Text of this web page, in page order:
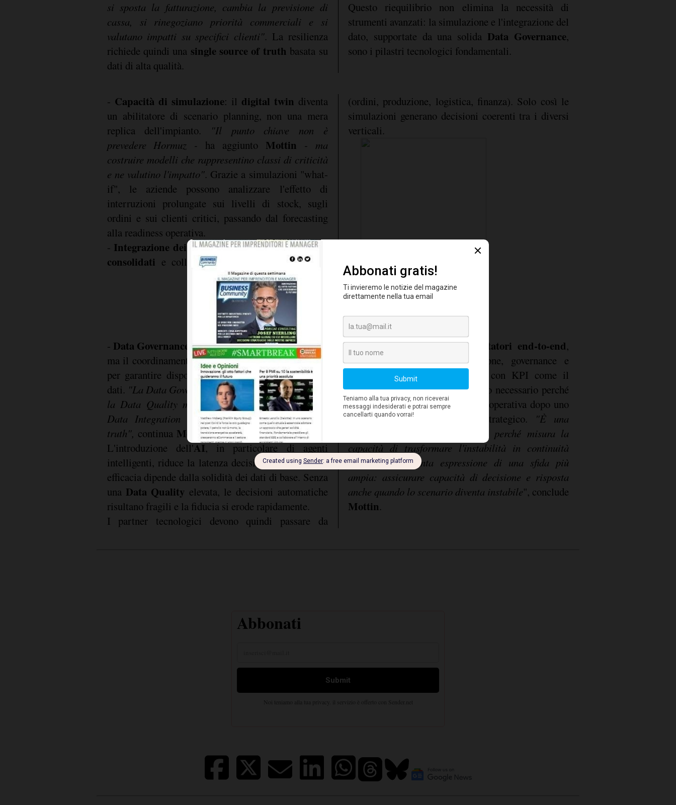
si sposta la fatturazione, cambia la previsione di
cassa, si rinegoziano priorità commerciali e si
valutano impatti su specifici clienti". La resilienza
richiede quindi una single source of truth basata su
dati di alta qualità.
Questo riequilibrio non elimina la necessità di
strumenti avanzati: la simulazione e l'integrazione del
dato, supportate da una solida Data Governance,
sono i pilastri tecnologici fondamentali.
- Capacità di simulazione: il digital twin diventa
un abilitatore di scenario planning, non una mera
replica dell'impianto.
"Il punto chiave non è
prevedere Hormuz - ha aggiunto Mottin
- ma
costruire modelli che rappresentino classi di criticità
e ne valutino l'impatto". Grazie a simulazioni "what-
if", le aziende possono analizzare l'effetto di
interruzioni prolungate sui livelli di stock, sugli
ordini e sui clienti critici, passando dal forecasting
alla readiness operativa.
- Integrazione dei dati: i dati devono esserepuliti
consolidati e collegati a tutti i domini aziendali
(ordini, produzione, logistica, finanza). Solo così le
simulazioni generano decisioni coerenti tra i diversi
verticali.
- Data Governance : non è solo controllo burocratico,
ma il coordinamento di persone, processi e soluzioni
per garantire disponibilità, integrità e coerenza dei
dati. "La Data Governance dà regole e ruoli a ciò che
la Data Quality misura, costruisce coerenza nella
Data Integration e abilita una single source of
truth", continua Mottin.
L'introduzione dell'AI, in particolare di agenti
intelligenti, riduce la latenza decisionale, ma la loro
efficacia dipende dalla solidità dei dati di base. Senza
una Data Qualityelevata, le decisioni automatiche
risultano fragili e la fiducia si erode rapidamente.
I partner tecnologici devono quindi passare da
semplici implementatori aabilitatori end-to-end,
capaci di orchestrare integrazione, governance e
modelli. Misurare la resilienza con KPI come il
Time to Recovery, ossia il tempo necessario perché
la supply chain torni pienamente operativa dopo uno
shock, diventa un indicatore strategico.
"È una
metrica semplice ma strategica, perché misura la
capacità di trasformare l'instabilità in continuità
operativa e diventa espressione di una sfida più
ampia: assicurare capacità di decisione e risposta
anche quando lo scenario diventa instabile", conclude
Mottin.